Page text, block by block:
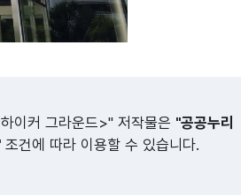
이커 그라운드>" 저작물은 "공공누리
조건에 따라 이용할 수 있습니다.